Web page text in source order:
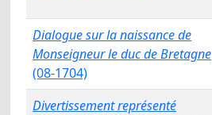
Dialogue sur la naissance de
Monseigneur le duc de Bretagne
(08-1704)
Divertissement représenté